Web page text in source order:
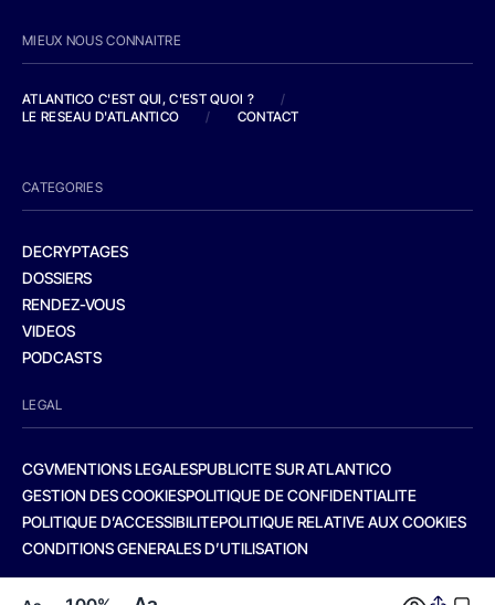
MIEUX NOUS CONNAITRE
ATLANTICO C'EST QUI, C'EST QUOI ?
/
LE RESEAU D'ATLANTICO
/ CONTACT
CATEGORIES
DECRYPTAGES
DOSSIERS
RENDEZ-VOUS
VIDEOS
PODCASTS
LEGAL
CGVMENTIONS LEGALESPUBLICITE SUR ATLANTICO
GESTION DES COOKIESPOLITIQUE DE CONFIDENTIALITE
POLITIQUE D’ACCESSIBILITEPOLITIQUE RELATIVE AUX COOKIES
CONDITIONS GENERALES D’UTILISATION